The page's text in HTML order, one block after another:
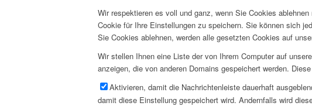
Wir respektieren es voll und ganz, wenn Sie Cookies
Cookie für Ihre Einstellungen zu speichern. Sie können sich
Sie Cookies ablehnen, werden alle gesetzten Cookies auf
Wir stellen Ihnen eine Liste der von Ihrem Computer auf
anzeigen, die von anderen Domains gespeichert werden.
Aktivieren, damit die Nachrichtenleiste dauerhaft
damit diese Einstellung gespeichert wird. Andernfalls wird